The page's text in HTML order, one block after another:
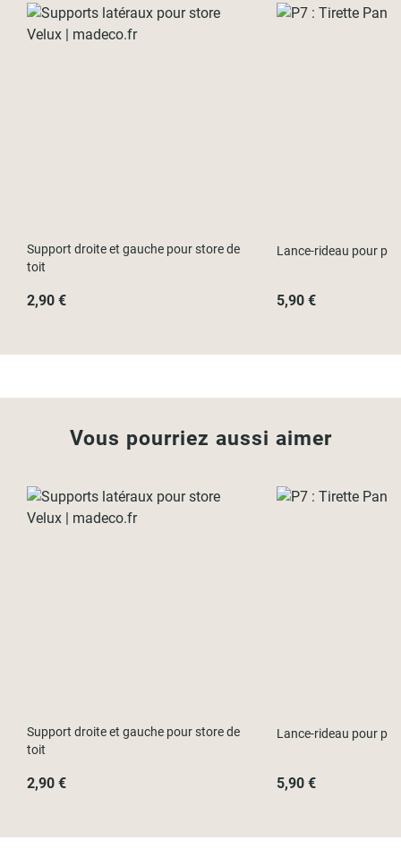
Les stores bateaux
Support droite et gauche pour store de
toit
2,90 €
Lance-rideau pour
5,90 €
Vous pourriez aussi aimer
Support droite et gauche pour store de
toit
2,90 €
Lance-rideau pour
5,90 €